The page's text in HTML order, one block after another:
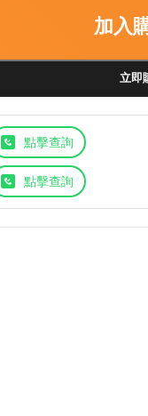
加入
立即
點擊查詢
點擊查詢